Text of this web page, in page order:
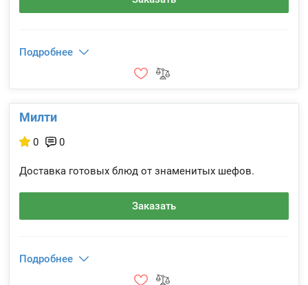
Подробнее
Милти
0 0
Доставка готовых блюд от знаменитых шефов.
Заказать
Подробнее